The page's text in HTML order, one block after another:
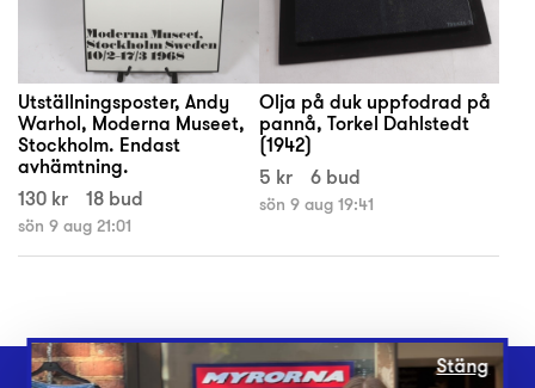
Utställningsposter, Andy
Warhol, Moderna Museet,
Stockholm. Endast
avhämtning.
130 kr
18 bud
sön 9 aug 21:01
Olja på duk uppfodrad på
pannå, Torkel Dahlstedt
(1942)
5 kr
6 bud
sön 9 aug 19:41
Stäng